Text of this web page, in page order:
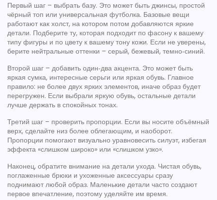
Первый шаг – выбрать базу. Это может быть джинсы, простой
чёрный топ или универсальная футболка. Базовые вещи
работают как холст, на котором потом добавляются яркие
детали. Подберите ту, которая подходит по фасону к вашему
типу фигуры и по цвету к вашему тону кожи. Если не уверены,
берите нейтральные оттенки – серый, бежевый, темно‑синий.
Второй шаг – добавить один‑два акцента. Это может быть
яркая сумка, интересные серьги или яркая обувь. Главное
правило: не более двух ярких элементов, иначе образ будет
перегружен. Если выбрали яркую обувь, остальные детали
лучше держать в спокойных тонах.
Третий шаг – проверить пропорции. Если вы носите объёмный
верх, сделайте низ более облегающим, и наоборот.
Пропорции помогают визуально уравновесить силуэт, избегая
эффекта «слишком широко» или «слишком узко».
Наконец, обратите внимание на детали ухода. Чистая обувь,
поглаженные брюки и ухоженные аксессуары сразу
поднимают любой образ. Маленькие детали часто создают
первое впечатление, поэтому уделяйте им время.